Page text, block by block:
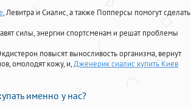
, Левитра и Сиалис, а также Попперсы помогут сделать
силы, энергии спортсменам и решат проблемы
повысят выносливость организма, вернут
омолодят кожу, и,Дженерик сиалис купить Киев
именно у нас?